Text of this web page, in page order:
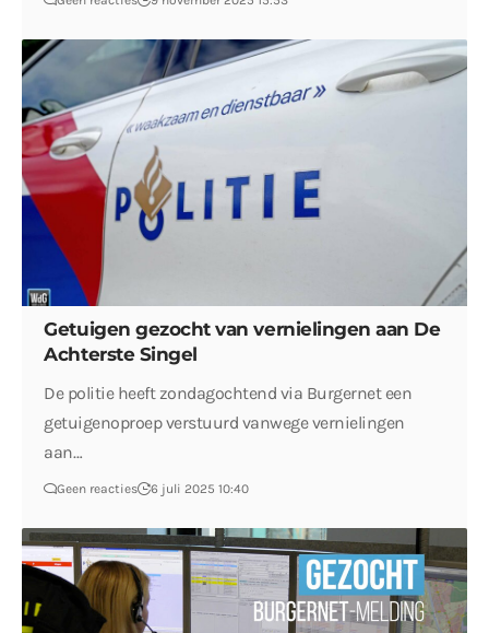
Getuigen gezocht van vernielingen aan De
Achterste Singel
De politie heeft zondagochtend via Burgernet een
getuigenoproep verstuurd vanwege vernielingen
aan…
Geen reacties 6 juli 2025 10:40